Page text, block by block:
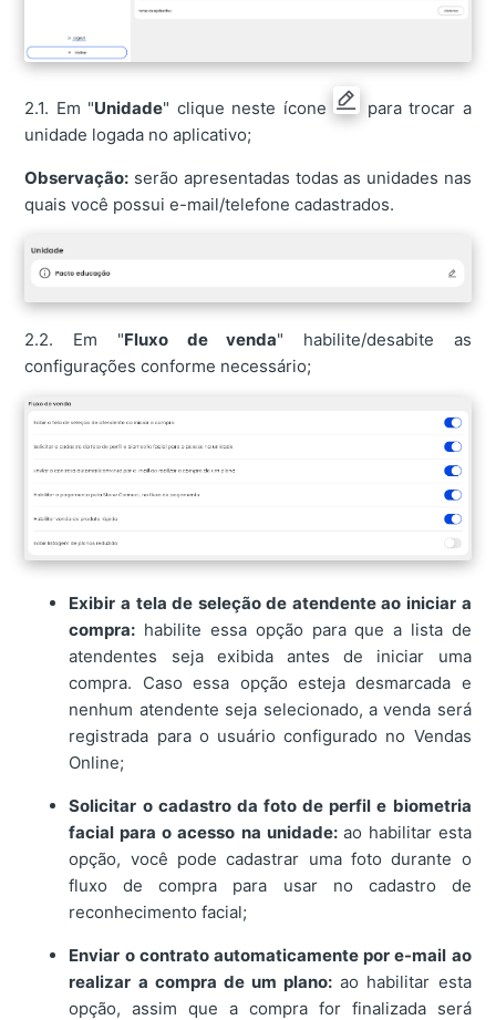
2.1. Em "Unidade" clique neste ícone
para trocar a
unidade logada no aplicativo;
Observação: serão apresentadas todas as unidades nas
quais você possui e-mail/telefone cadastrados.
2.2. Em "Fluxo de venda" habilite/desabite as
configurações conforme necessário;
Exibir a tela de seleção de atendente ao iniciar a
compra: habilite essa opção para que a lista de
atendentes seja exibida antes de iniciar uma
compra. Caso essa opção esteja desmarcada e
nenhum atendente seja selecionado, a venda será
registrada para o usuário configurado no Vendas
Online;
Solicitar o cadastro da foto de perfil e biometria
facial para o acesso na unidade: ao habilitar esta
opção, você pode cadastrar uma foto durante o
fluxo de compra para usar no cadastro de
reconhecimento facial;
Enviar o contrato automaticamente por e-mail ao
realizar a compra de um plano: ao habilitar esta
opção, assim que a compra for finalizada será